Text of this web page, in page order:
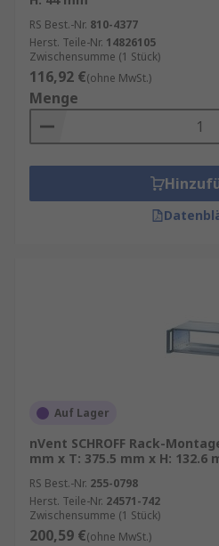
erfahren Sie in unserem
Aufbau eines Serverschranks
RS Best.-Nr. 810-4377
Herst. Teile-Nr. 14826105
Zwischensumme (1 Stück)
116,92 €(ohne MwSt.)
Menge
Auf Lager
nVent SCHROFF Rack-
mm x T: 375.5 mm x H: 132.6
RS Best.-Nr. 255-0798
Herst. Teile-Nr. 24571-742
Zwischensumme (1 Stück)
200,59 €(ohne MwSt.)